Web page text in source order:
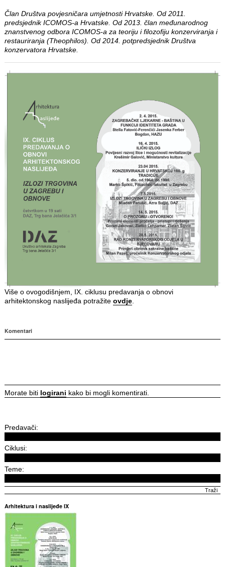
Član Društva povjesničara umjetnosti Hrvatske. Od 2011.
predsjednik ICOMOS-a Hrvatske. Od 2013. član međunarodnog
znanstvenog odbora ICOMOS-a za teoriju i filozofiju konzerviranja i
restauriranja (Theophilos). Od 2014. potpredsjednik Društva
konzervatora Hrvatske.
Više o ovogodišnjem, IX. ciklusu predavanja o obnovi
arhitektonskog naslijeđa potražite ovdje.
Komentari
Morate biti logirani kako bi mogli komentirati.
Predavači:
Ciklusi:
Teme:
Arhitektura i naslijeđe IX